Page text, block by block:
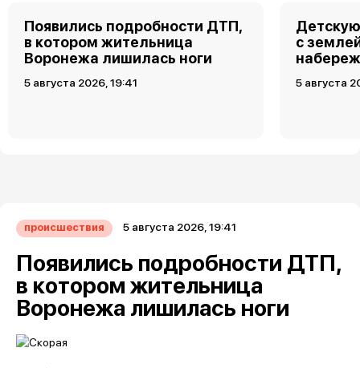
Появились подробности ДТП,
в котором жительница
Воронежа лишилась ноги
5 августа 2026, 19:41
с
5 августа
происшествия 5 августа 2026, 19:41
Появились подробности ДТП,
в котором жительница
Воронежа лишилась ноги